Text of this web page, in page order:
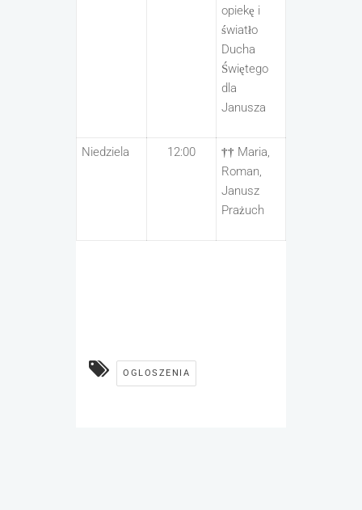
opiekę i
światło
Ducha
Świętego
dla
Janusza
Niedziela 12:00 †† Maria,
Roman,
Janusz
Prażuch
OGLOSZENIA